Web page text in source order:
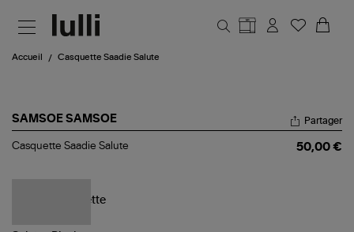
Accueil Casquette Saadie Salute
SAMSOE SAMSOE
Casquette
Partager
Casquette Saadie Salute 50,00 €